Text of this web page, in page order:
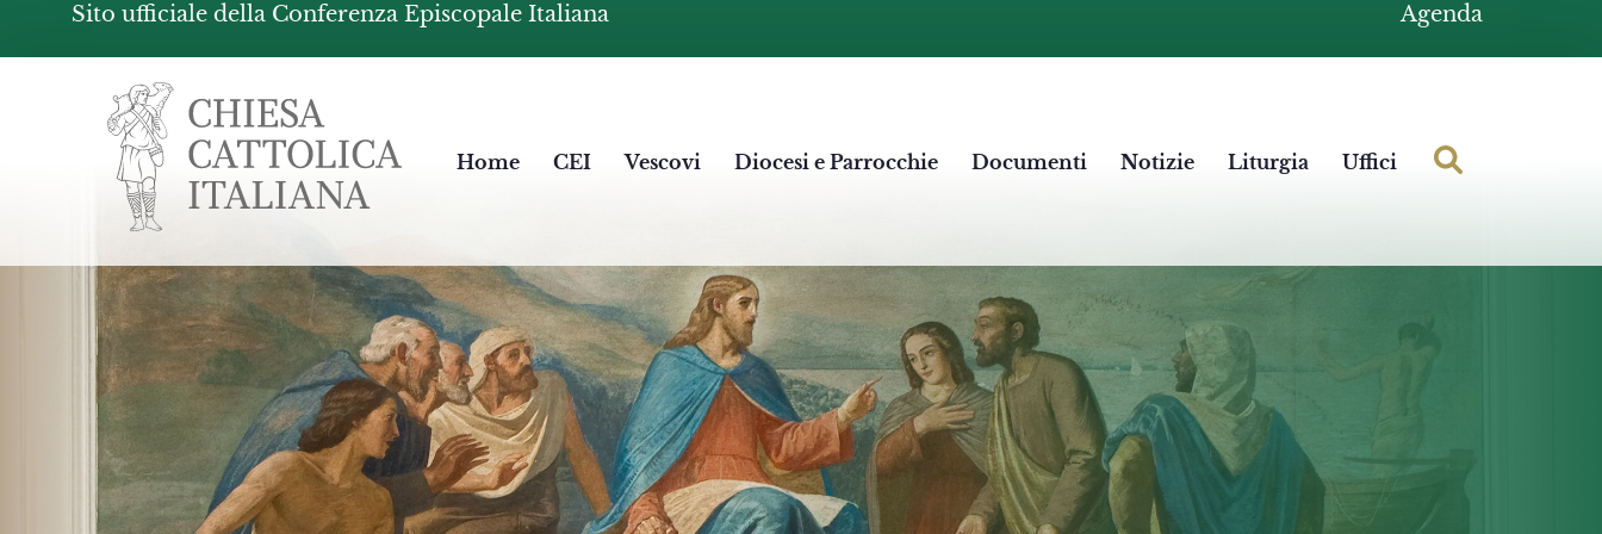
Sito ufficiale della Conferenza Episcopale Italiana Agenda
Chiesacattolica.it
Home CEI Vescovi Diocesi e Parrocchie Documenti Notizie Liturgia Uffici